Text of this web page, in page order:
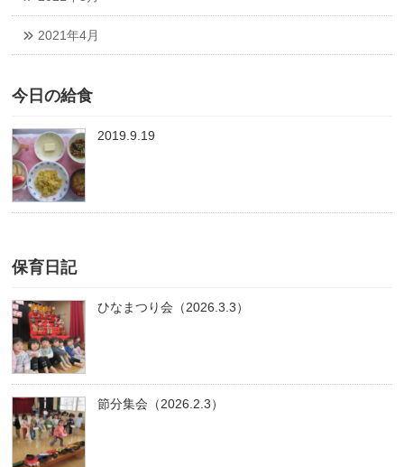
2021年4月
今日の給食
2019.9.19
保育日記
ひなまつり会（2026.3.3）
節分集会（2026.2.3）